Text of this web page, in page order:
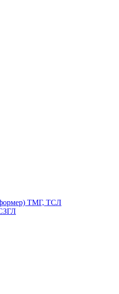
ТМГ, ТСЛ